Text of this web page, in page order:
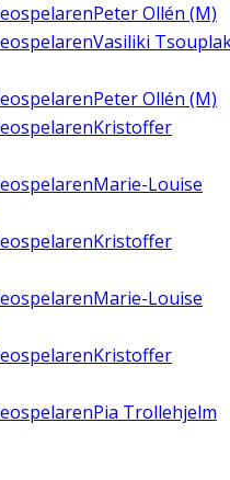
Peter Ollén (M)
Vasiliki
Peter Ollén (M)
Kristoffer
Marie-Louise
Kristoffer
Marie-Louise
Kristoffer
Pia Trollehjelm